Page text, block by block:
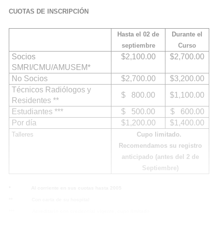
CUOTAS DE INSCRIPCIÓN
Hasta el 02 de
septiembre
Durante el
Curso
Socios
SMRI/CMU/AMUSEM*
$2,100.00 $2,700.00
No Socios $2,700.00
$3,200.00
Técnicos Radiólogos y
Residentes **
$ 800.00
$1,100.00
Estudiantes ***
$ 500.00
$ 600.00
Por día
$1,200.00 $1,400.00
Talleres
Cupo limitado.
Recomendamos su registro
anticipado (antes del 2 de
Septiembre)